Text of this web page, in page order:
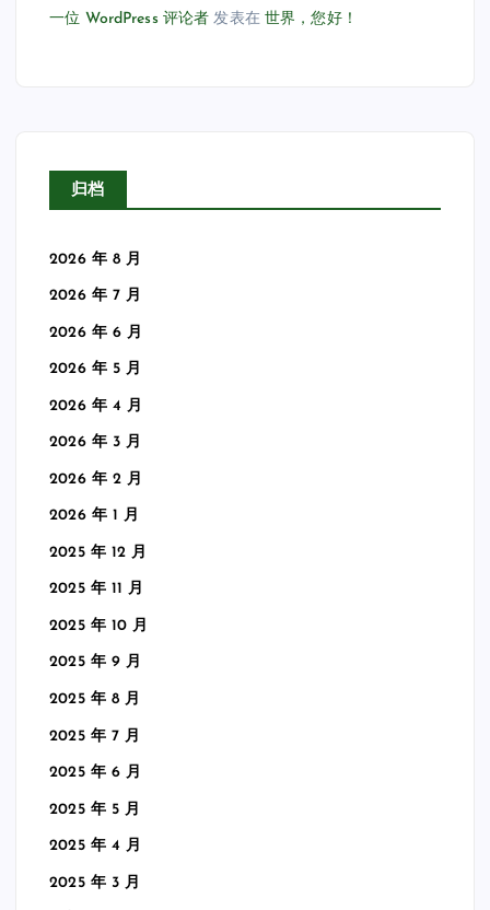
一位 WordPress 评论者 发表在世界，您好！
归档
2026 年 8 月
2026 年 7 月
2026 年 6 月
2026 年 5 月
2026 年 4 月
2026 年 3 月
2026 年 2 月
2026 年 1 月
2025 年 12 月
2025 年 11 月
2025 年 10 月
2025 年 9 月
2025 年 8 月
2025 年 7 月
2025 年 6 月
2025 年 5 月
2025 年 4 月
2025 年 3 月